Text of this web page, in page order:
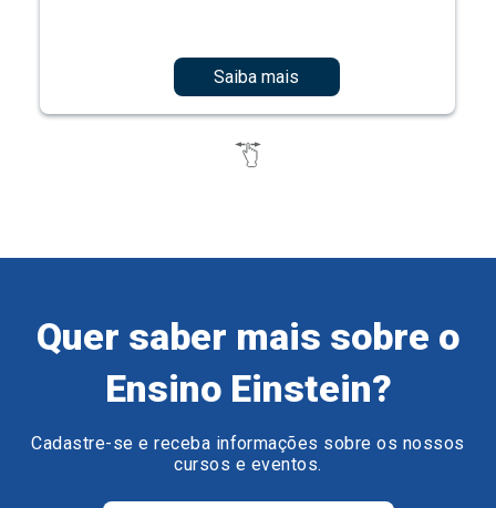
Saiba mais
Quer saber mais sobre o
Ensino Einstein?
Cadastre-se e receba informações sobre os nossos
cursos e eventos.